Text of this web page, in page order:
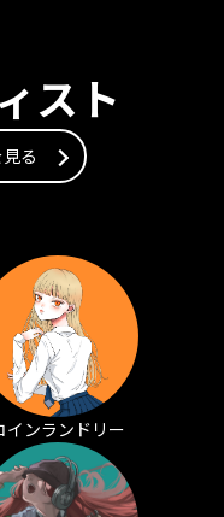
スト
る
インランドリー